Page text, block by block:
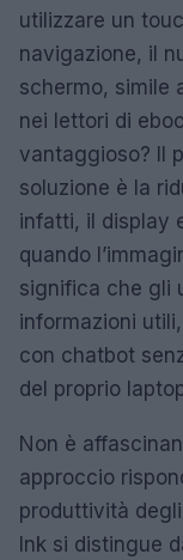
utilizzare un
navigazione, il
schermo, simile
nei lettori di
vantaggioso? Il
soluzione è la
infatti, il display
quando
significa che gli
informazioni
con chatbot
del proprio
Non è
approccio
produttività
Ink si distingue